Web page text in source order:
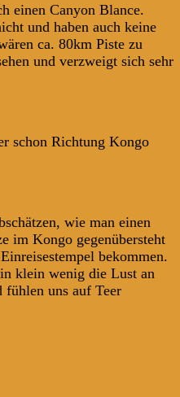
einen Canyon Blance.
und haben auch keine
ca. 80km Piste zu
und verzweigt sich sehr
schon Richtung Kongo
wie man einen
im Kongo gegenübersteht
bekommen.
klein wenig die Lust an
fühlen uns auf Teer